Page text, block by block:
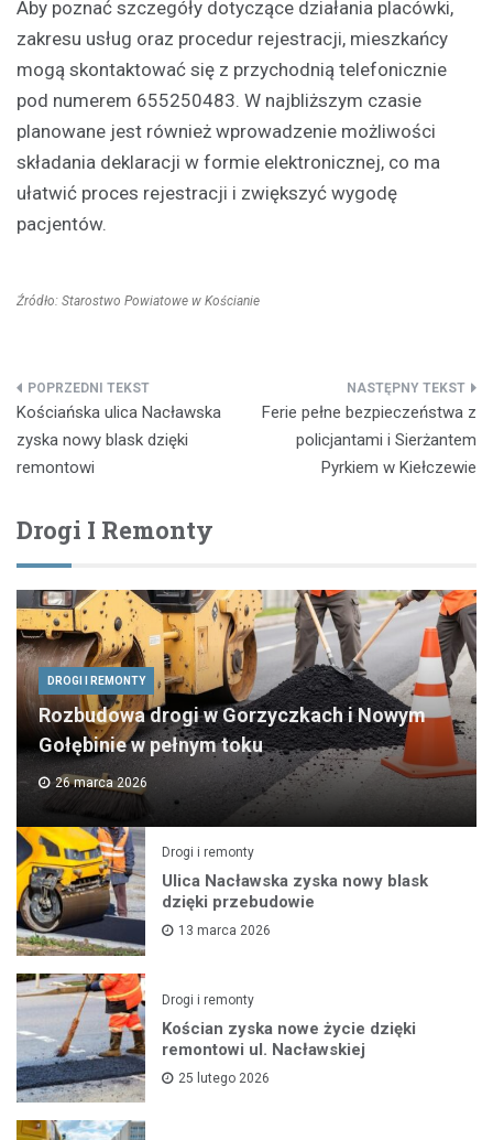
Aby poznać szczegóły dotyczące działania placówki,
zakresu usług oraz procedur rejestracji, mieszkańcy
mogą skontaktować się z przychodnią telefonicznie
pod numerem 655250483. W najbliższym czasie
planowane jest również wprowadzenie możliwości
składania deklaracji w formie elektronicznej, co ma
ułatwić proces rejestracji i zwiększyć wygodę
pacjentów.
Źródło: Starostwo Powiatowe w Kościanie
Nawigacja
wpisu
Kościańska ulica Nacławska
zyska nowy blask dzięki
remontowi
Ferie pełne bezpieczeństwa z
policjantami i Sierżantem
Pyrkiem w Kiełczewie
Drogi I Remonty
DROGI I REMONTY
Rozbudowa drogi w Gorzyczkach i Nowym
Gołębinie w pełnym toku
26 marca 2026
Drogi i remonty
Ulica Nacławska zyska nowy blask
dzięki przebudowie
13 marca 2026
Drogi i remonty
Kościan zyska nowe życie dzięki
remontowi ul. Nacławskiej
25 lutego 2026